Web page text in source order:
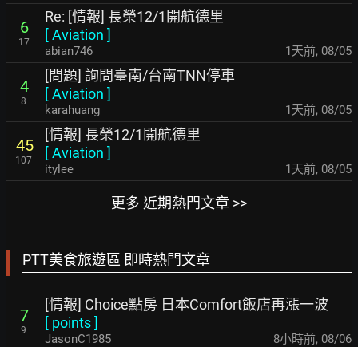
6
17
Re: [情報] 長榮12/1開航德里
[Aviation ]
abian746 1天前, 08/05
4
8
[問題] 詢問臺南/台南TNN停車
[Aviation ]
karahuang 1天前, 08/05
45
107
[情報] 長榮12/1開航德里
[Aviation ]
itylee 1天前, 08/05
更多 近期熱門文章 >>
PTT美食旅遊區 即時熱門文章
7
9
[情報] Choice點房 日本Comfort飯店再漲一波
[ points]
JasonC1985 8小時前, 08/06